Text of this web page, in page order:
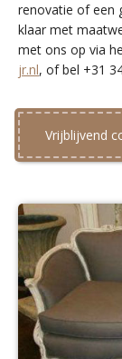
renovatie of een
klaar met
met ons op via
jr.nl, of bel +31
Vrijblijvend